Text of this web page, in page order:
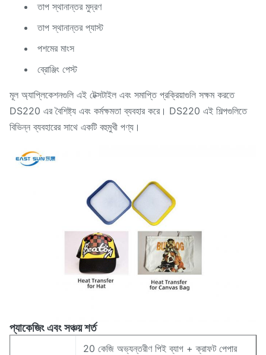
তাপ স্থানান্তর মুদ্রণ
তাপ স্থানান্তর প্যাস্ট
পশমের মাংস
ব্রোঞ্জিং পেস্ট
মূল অ্যাপ্লিকেশনগুলি এই টেক্সটাইল এবং সমাপ্তি প্রক্রিয়াগুলি সক্ষম করতে
DS220 এর বৈশিষ্ট্য এবং কর্মক্ষমতা ব্যবহার করে। DS220 এই শিল্পগুলিতে
বিভিন্ন ব্যবহারের সাথে একটি বহুমুখী পণ্য।
প্যাকেজিং এবং সঞ্চয় শর্ত
20 কেজি অভ্যন্তরীণ পিই ব্যাগ + ক্রাফট পেপার